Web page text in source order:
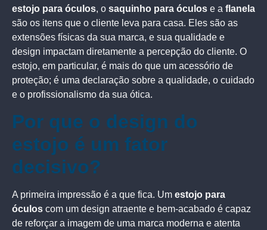
estojo para óculos, o saquinho para óculos e a flanela
são os itens que o cliente leva para casa. Eles são as
extensões físicas da sua marca, e sua qualidade e
design impactam diretamente a percepção do cliente. O
estojo, em particular, é mais do que um acessório de
proteção; é uma declaração sobre a qualidade, o cuidado
e o profissionalismo da sua ótica.
Por que o design do
estojo é um fator
decisivo?
A primeira impressão é a que fica. Um estojo para
óculos com um design atraente e bem-acabado é capaz
de reforçar a imagem de uma marca moderna e atenta